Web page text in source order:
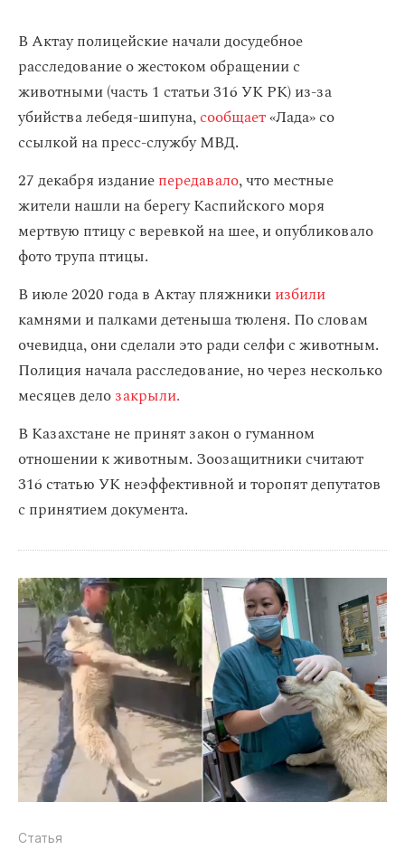
В Актау полицейские начали досудебное
расследование о жестоком обращении с
животными (часть 1 статьи 316 УК РК) из-за
убийства лебедя-шипуна,сообщает«Лада» со
ссылкой на пресс-службу МВД.
27 декабря изданиепередавало, что местные
жители нашли на берегу Каспийского моря
мертвую птицу с веревкой на шее, и опубликовало
фото трупа птицы.
В июле 2020 года в Актау пляжникиизбили
камнями и палками детеныша тюленя. По словам
очевидца, они сделали это ради селфи с животным.
Полиция начала расследование, но через несколько
месяцев делозакрыли.
В Казахстане не принят закон о гуманном
отношении к животным. Зоозащитники считают
316 статью УК неэффективной и торопят депутатов
с принятием документа.
Статья